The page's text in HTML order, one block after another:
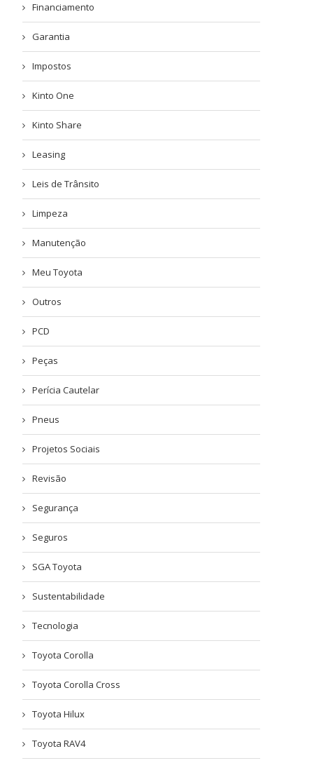
Financiamento
Garantia
Impostos
Kinto One
Kinto Share
Leasing
Leis de Trânsito
Limpeza
Manutenção
Meu Toyota
Outros
PCD
Peças
Perícia Cautelar
Pneus
Projetos Sociais
Revisão
Segurança
Seguros
SGA Toyota
Sustentabilidade
Tecnologia
Toyota Corolla
Toyota Corolla Cross
Toyota Hilux
Toyota RAV4